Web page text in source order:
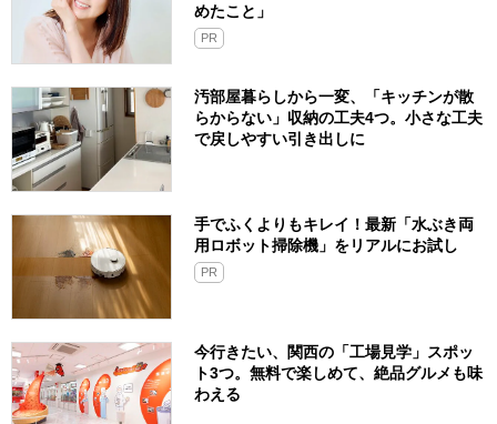
めたこと」
PR
汚部屋暮らしから一変、「キッチンが散
らからない」収納の工夫4つ。小さな工夫
で戻しやすい引き出しに
手でふくよりもキレイ！最新「水ぶき両
用ロボット掃除機」をリアルにお試し
PR
今行きたい、関西の「工場見学」スポッ
ト3つ。無料で楽しめて、絶品グルメも味
わえる